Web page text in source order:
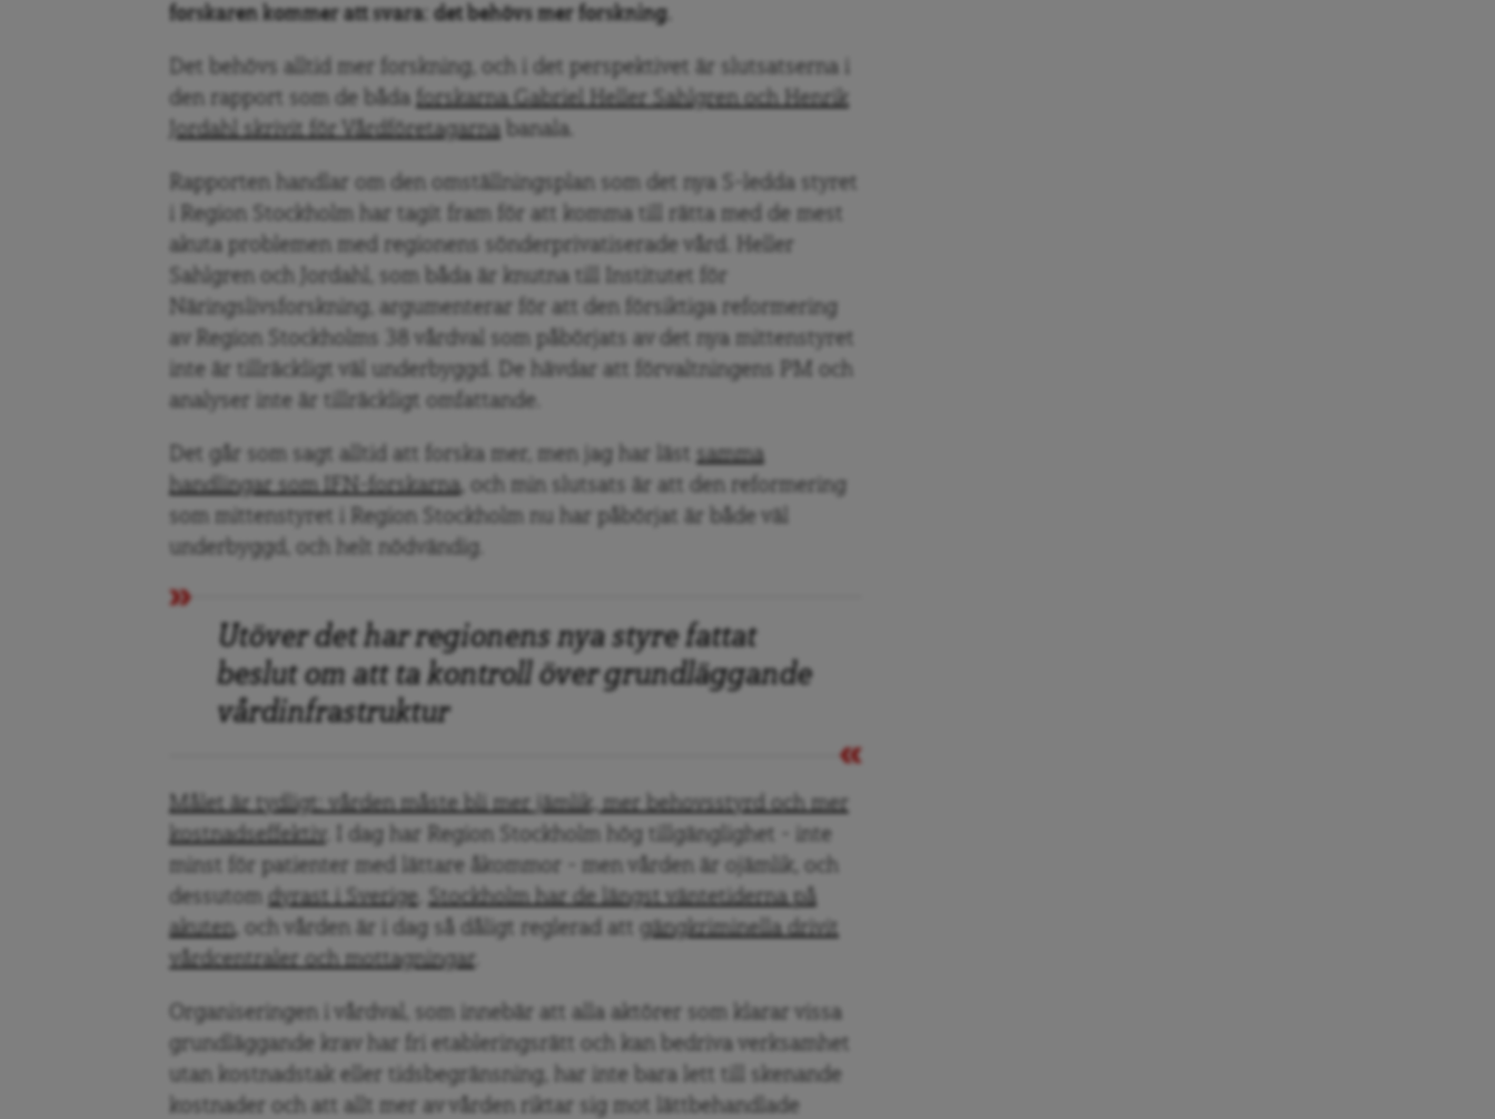
forskaren kommer att svara: det behövs mer forskning.
Det behövs alltid mer forskning, och i det perspektivet är slutsatserna i
den rapport som de båda forskarna Gabriel Heller Sahlgren och Henrik
Jordahl skrivit för Vårdföretagarna banala.
Rapporten handlar om den omställningsplan som det nya S-ledda styret
i Region Stockholm har tagit fram för att komma till rätta med de mest
akuta problemen med regionens sönderprivatiserade vård. Heller
Sahlgren och Jordahl, som båda är knutna till Institutet för
Näringslivsforskning, argumenterar för att den försiktiga reformering
av Region Stockholms 38 vårdval som påbörjats av det nya mittenstyret
inte är tillräckligt väl underbyggd. De hävdar att förvaltningens PM och
analyser inte är tillräckligt omfattande.
Det går som sagt alltid att forska mer, men jag har läst samma
handlingar som IFN-forskarna, och min slutsats är att den reformering
som mittenstyret i Region Stockholm nu har påbörjat är både väl
underbyggd, och helt nödvändig.
Utöver det har regionens nya styre fattat
beslut om att ta kontroll över grundläggande
vårdinfrastruktur
Målet är tydligt: vården måste bli mer jämlik, mer behovsstyrd och mer
kostnadseffektiv . I dag har Region Stockholm hög tillgänglighet – inte
minst för patienter med lättare åkommor – men vården är ojämlik, och
dessutom dyrast i Sverige Stockholm har de längst väntetiderna på
akuten, och vården är i dag så dåligt reglerad att
gängkriminella drivit
vårdcentraler och mottagningar
Organiseringen i vårdval, som innebär att alla aktörer som klarar vissa
grundläggande krav har fri etableringsrätt och kan bedriva verksamhet
utan kostnadstak eller tidsbegränsning, har inte bara lett till skenande
kostnader och att allt mer av vården riktar sig mot lättbehandlade